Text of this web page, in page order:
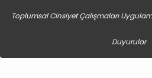
Toplumsal Cinsiyet Çalışmaları
Duyurular